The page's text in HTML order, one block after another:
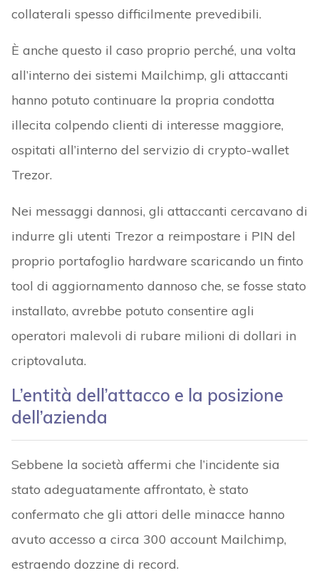
collaterali spesso difficilmente prevedibili.
È anche questo il caso proprio perché, una volta
all’interno dei sistemi Mailchimp, gli attaccanti
hanno potuto continuare la propria condotta
illecita colpendo clienti di interesse maggiore,
ospitati all’interno del servizio di crypto-wallet
Trezor.
Nei messaggi dannosi, gli attaccanti cercavano di
indurre gli utenti Trezor a reimpostare i PIN del
proprio portafoglio hardware scaricando un finto
tool di aggiornamento dannoso che, se fosse stato
installato, avrebbe potuto consentire agli
operatori malevoli di rubare milioni di dollari in
criptovaluta.
L’entità dell’attacco e la posizione
dell’azienda
Sebbene la società affermi che l’incidente sia
stato adeguatamente affrontato, è stato
confermato che gli attori delle minacce hanno
avuto accesso a circa 300 account Mailchimp,
estraendo dozzine di record.